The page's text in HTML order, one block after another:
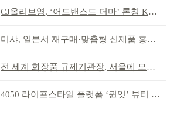
CJ올리브영, ‘어드밴스드 더마’ 론칭 K더마 육성 박차
미샤, 일본서 재구매·맞춤형 신제품 흥행 ‘쌍끌이’
전 세계 화장품 규제기관장, 서울에 모인다
4050 라이프스타일 플랫폼 ‘퀸잇’ 뷰티 성장세